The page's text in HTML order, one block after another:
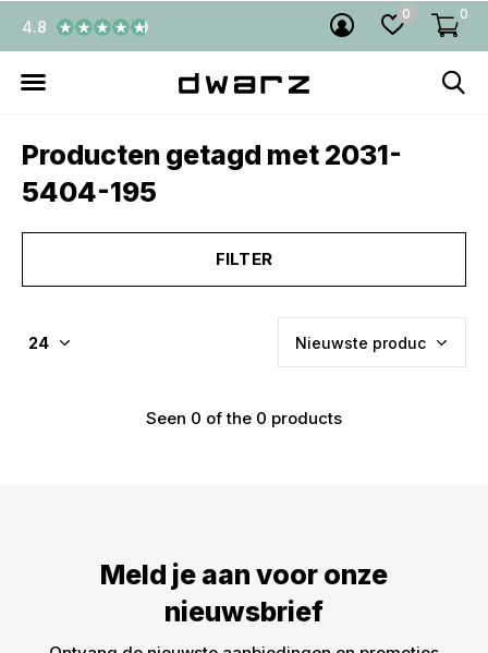
0 0
4.8
Producten getagd met 2031-
5404-195
FILTER
Seen 0 of the 0 products
Meld je aan voor onze
nieuwsbrief